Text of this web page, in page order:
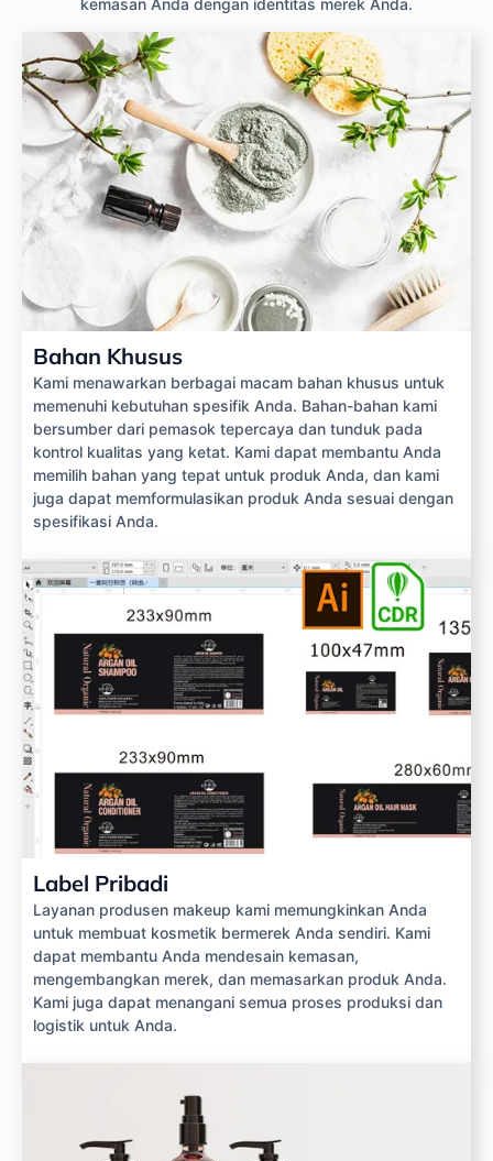
kemasan Anda dengan identitas merek Anda.
Bahan Khusus
Kami menawarkan berbagai macam bahan khusus untuk
memenuhi kebutuhan spesifik Anda. Bahan-bahan kami
bersumber dari pemasok tepercaya dan tunduk pada
kontrol kualitas yang ketat. Kami dapat membantu Anda
memilih bahan yang tepat untuk produk Anda, dan kami
juga dapat memformulasikan produk Anda sesuai dengan
spesifikasi Anda.
Label Pribadi
Layanan produsen makeup kami memungkinkan Anda
untuk membuat kosmetik bermerek Anda sendiri. Kami
dapat membantu Anda mendesain kemasan,
mengembangkan merek, dan memasarkan produk Anda.
Kami juga dapat menangani semua proses produksi dan
logistik untuk Anda.